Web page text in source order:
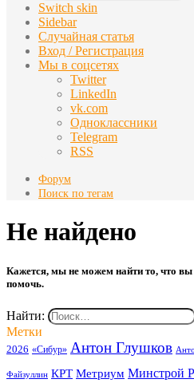
Switch skin
Sidebar
Случайная статья
Вход / Регистрация
Мы в соцсетях
Twitter
LinkedIn
vk.com
Одноклассники
Telegram
RSS
Форум
Поиск по тегам
Не найдено
Кажется, мы не можем найти то, что
помочь.
Найти:
Метки
2026 «Сибур» Антон Глушков
Файзуллин КРТ Метриум Минстрой